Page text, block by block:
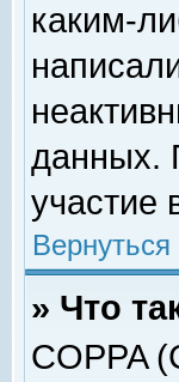
каким-
данных.
участие
» Что
COPPA